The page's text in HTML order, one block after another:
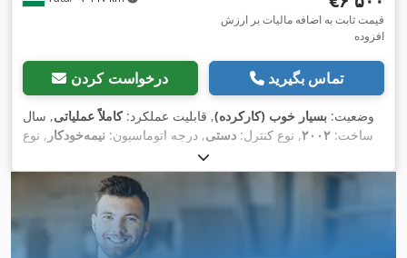
قیمت ثابت به اضافه مالیات بر ارزش
افزوده
درخواست کردن تماس بگیرید
وضعیت: بسیار خوب (کارکرده), قابلیت عملکرد:کاملاً عملیاتی, سال
ساخت: ۲۰۰۲, نوع کنترل: دستی, درجه اتوماسیون: نیمه‌خودکار , نوع
, قطر غلطک:
۱٬۵۵۰ میلی‌متر
, تنظیم ارتفاع غلطک:۱۱۰ میلی‌متر
, حداکثر ضخامت
, حداکثر ضخامت ورق فولادی:۳ میلی‌متر
۶۰۰ کیلوگرم
, طول کل: ۲٬۳۰۰ میلی‌متر , عرض کل:۷۰۰ میلی‌متر
ولتاژ ورودی:۴۰۰ V , تجهیزات: توقف